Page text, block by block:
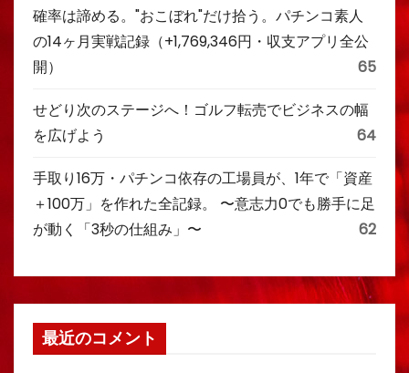
確率は諦める。"おこぼれ"だけ拾う。パチンコ素人
の14ヶ月実戦記録（+1,769,346円・収支アプリ全公
開）
65
せどり次のステージへ！ゴルフ転売でビジネスの幅
を広げよう
64
手取り16万・パチンコ依存の工場員が、1年で「資産
＋100万」を作れた全記録。 〜意志力0でも勝手に足
が動く「3秒の仕組み」〜
62
最近のコメント